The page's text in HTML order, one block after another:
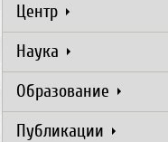
Центр
Наука
Образование
Публикации